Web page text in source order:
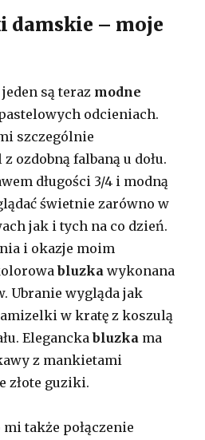
damskie – moje
są teraz modne
odcieniach.
szczególnie
ozdobną falbaną u dołu.
długości 3/4 i modną
świetnie zarówno w
jak i tych na co dzień.
i okazje moim
bluzka wykonana
Ubranie wygląda jak
w kratę z koszulą
Eleganckabluzka ma
z mankietami
złote guziki.
także połączenie